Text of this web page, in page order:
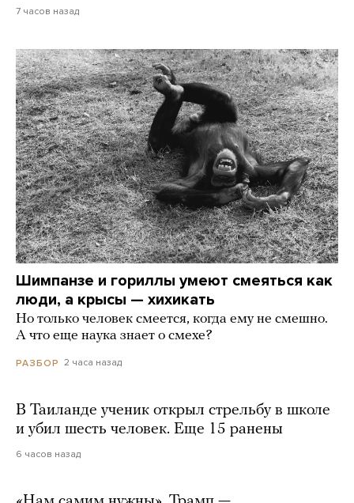
7 часов назад
Шимпанзе и гориллы умеют смеяться как
люди, а крысы — хихикать
Но только человек смеется, когда ему не смешно.
А что еще наука знает о смехе?
РАЗБОР 2 часа назад
В Таиланде ученик открыл стрельбу в школе
и убил шесть человек. Еще 15 ранены
6 часов назад